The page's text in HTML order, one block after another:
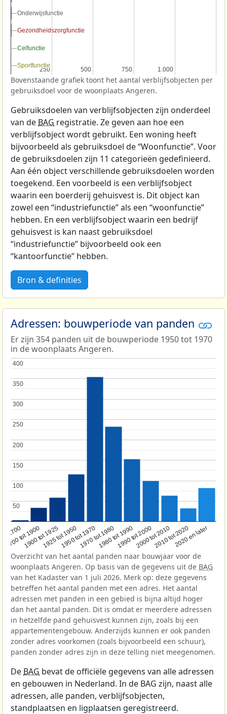
250
250 500
500 750
750 1.000
1.000
Onderwijsfunctie
Onderwijsfunctie
Gezondheidszorgfunctie
Gezondheidszorgfunctie
Celfunctie
Celfunctie
Sportfunctie
Sportfunctie
Bovenstaande grafiek toont het aantal verblijfsobjecten per
gebruiksdoel voor de woonplaats Angeren.
Gebruiksdoelen van verblijfsobjecten zijn onderdeel
van de BAG registratie. Ze geven aan hoe een
verblijfsobject wordt gebruikt. Een woning heeft
bijvoorbeeld als gebruiksdoel de “Woonfunctie”. Voor
de gebruiksdoelen zijn 11 categorieën gedefinieerd.
Aan één object verschillende gebruiksdoelen worden
toegekend. Een voorbeeld is een verblijfsobject
waarin een boerderij gehuisvest is. Dit object kan
zowel een “industriefunctie” als een “woonfunctie”
hebben. En een verblijfsobject waarin een bedrijf
gehuisvest is kan naast gebruiksdoel
“industriefunctie” bijvoorbeeld ook een
“kantoorfunctie” hebben.
Bron & definities
Adressen: bouwperiode van panden
Er zijn 354 panden uit de bouwperiode 1950 tot 1970
in de woonplaats Angeren.
1700
1700 tot 1900
1900 tot 19251925 tot 19501950 tot 19701970 tot 19801980 tot 19901990 tot 20002000 tot 20102010 tot 20202020 en later
50
50
100
100
150
150
200
200
250
250
300
300
350
350
400
400
Overzicht van het aantal panden naar bouwjaar voor de
woonplaats Angeren. Op basis van de gegevens uit de BAG
van het Kadaster van 1 juli 2026. Merk op: deze gegevens
betreffen het aantal panden met een adres. Het aantal
adressen met panden in een gebied is bijna altijd hoger
dan het aantal panden. Dit is omdat er meerdere adressen
in hetzelfde pand gehuisvest kunnen zijn, zoals bij een
appartementengebouw. Anderzijds kunnen er ook panden
zonder adres voorkomen (zoals bijvoorbeeld een schuur),
panden zonder adres zijn in deze telling niet meegenomen.
De BAG bevat de officiële gegevens van alle adressen
en gebouwen in Nederland. In de BAG zijn, naast alle
adressen, alle panden, verblijfsobjecten,
standplaatsen en ligplaatsen geregistreerd.